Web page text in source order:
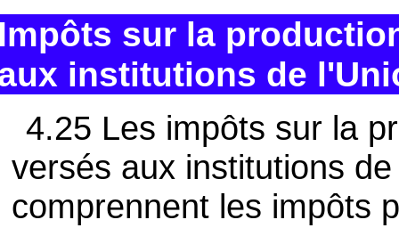
sur la
institutions de
4.25 Les impôts sur la
versés aux institutions
comprennent les impôts